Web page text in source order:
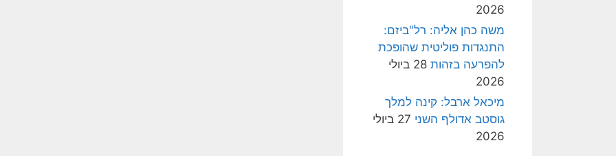
2026
משה כהן אליה: רל"ביזם:
התנגדות פוליטית שהופכת
להפרעה בזהות
28 ביולי
2026
מיכאל ארבל: קינה למלך
גוסטב אדולף השני
27 ביולי
2026